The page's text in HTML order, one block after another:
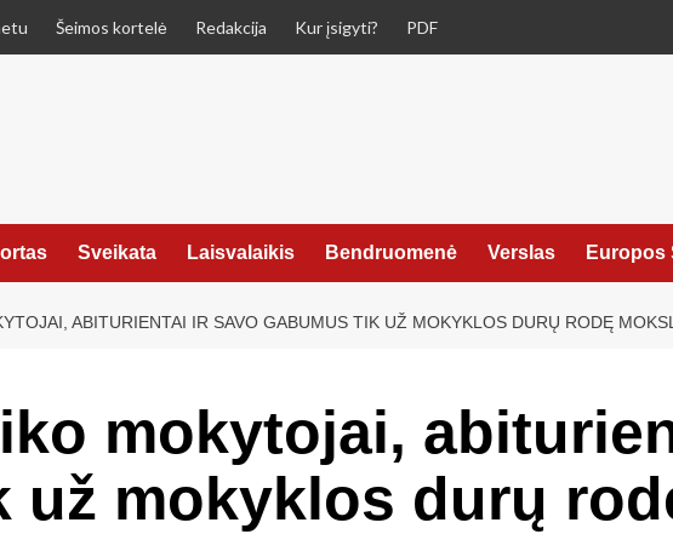
Šeimos kortelė Redakcija Kur įsigyti? PDF
Sveikata Laisvalaikis Bendruomenė Verslas Europos
ABITURIENTAI IR SAVO GABUMUS TIK UŽ MOKYKLOS DURŲ RODĘ
mokytojai,
už mokyklos durų